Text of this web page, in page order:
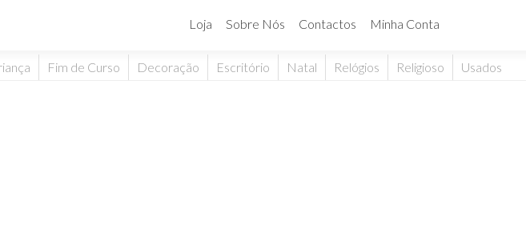
Loja Sobre Nós Contactos Minha Conta
Fim de Curso Decoração Escritório Natal Relógios Religioso Usados